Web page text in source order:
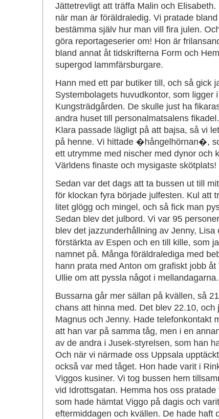
Jättetrevligt att träffa Malin och
när man är föräldraledig. Vi pratade
bestämma själv hur man vill fira julen.
göra reportageserier om! Hon är
bland annat åt tidskrifterna Form och
supergod lammfärsburgare.
Hann med ett par butiker till, och så gick
Systembolagets huvudkontor, som ligger
Kungsträdgården. De skulle just ha
andra huset till personalmatsalens
Klara passade lägligt på att bajsa, så vi
på henne. Vi hittade �hångelhörnan�,
ett utrymme med nischer med dynor och
Världens finaste och mysigaste skötplats!
Sedan var det dags att ta bussen ut till
för klockan fyra började julfesten. Kul att
litet glögg och mingel, och så fick man
Sedan blev det julbord. Vi var 95
blev det jazzunderhållning av Jenny,
förstärkta av Espen och en till kille, som
namnet på. Många föräldralediga med
hann prata med Anton om grafiskt jobb
Ullie om att pyssla något i mellandagarna.
Bussarna går mer sällan på kvällen, så
chans att hinna med. Det blev 22.10, och
Magnus och Jenny. Hade telefonkontakt
att han var på samma tåg, men i en
av de andra i Jusek-styrelsen, som han
Och när vi närmade oss Uppsala
också var med tåget. Hon hade varit i
Viggos kusiner. Vi tog bussen hem
vid Idrottsgatan. Hemma hos oss
som hade hämtat Viggo på dagis och
eftermiddagen och kvällen. De hade haft